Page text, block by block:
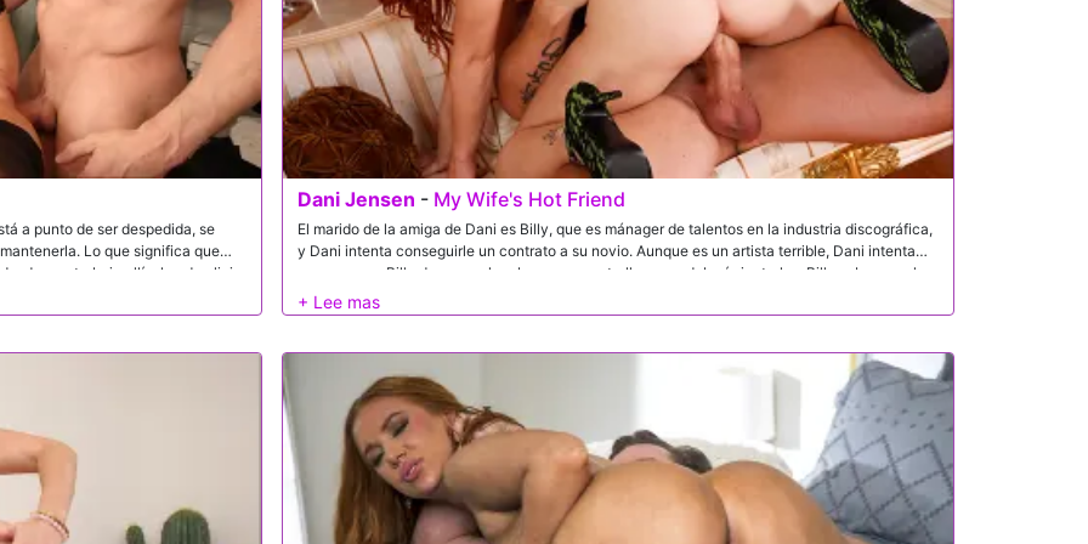
a punto de ser despedida, se
Lo que significa que
que trabaja allí, algo de alivio
Dani Jensen - My Wife's Hot Friend
El marido de la amiga de Dani es Billy, que es mánager de talentos en la industria discográfica,
y Dani intenta conseguirle un contrato a su novio. Aunque es un artista terrible, Dani intenta
convencer a Billy de que su hombre es una estrella y que debería juntarlos. Billy sabe que el
hombre de Dani no tendrá ningún contrato solo por su talento, o la falta de él, así que la invita a
darle una pequeña ayuda chupándole la polla gigante y follando la mierda del marido de su